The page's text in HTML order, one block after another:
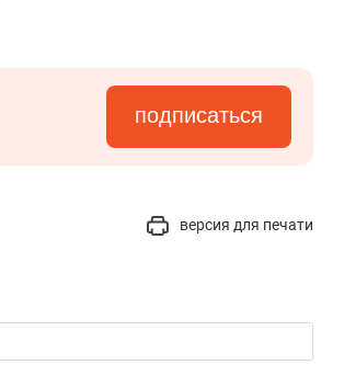
подписаться
версия для печати